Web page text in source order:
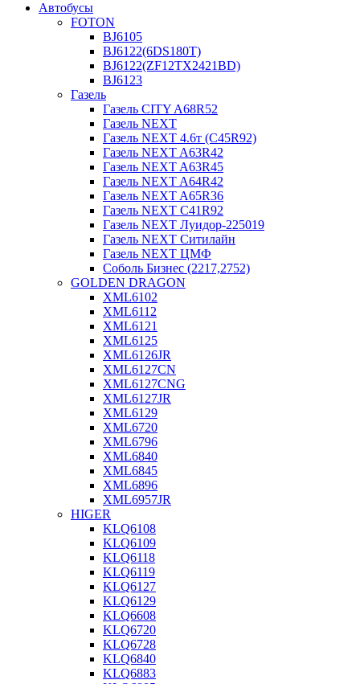
Автобусы
FOTON
BJ6105
BJ6122(6DS180T)
BJ6122(ZF12TX2421BD)
BJ6123
Газель
Газель CITY A68R52
Газель NEXT
Газель NEXT 4.6т (C45R92)
Газель NEXT A63R42
Газель NEXT A63R45
Газель NEXT A64R42
Газель NEXT A65R36
Газель NEXT C41R92
Газель NEXT Луидор-225019
Газель NEXT Ситилайн
Газель NEXT ЦМФ
Соболь Бизнес (2217,2752)
GOLDEN DRAGON
XML6102
XML6112
XML6121
XML6125
XML6126JR
XML6127CN
XML6127CNG
XML6127JR
XML6129
XML6720
XML6796
XML6840
XML6845
XML6896
XML6957JR
HIGER
KLQ6108
KLQ6109
KLQ6118
KLQ6119
KLQ6127
KLQ6129
KLQ6608
KLQ6720
KLQ6728
KLQ6840
KLQ6883